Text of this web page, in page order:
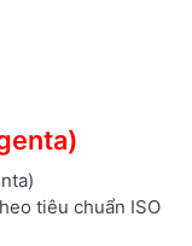
tiêu chuẩn ISO